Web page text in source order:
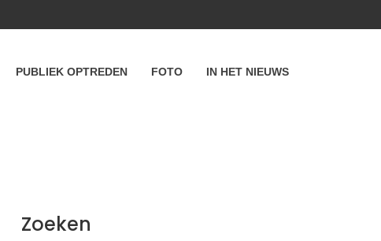
PUBLIEK OPTREDEN FOTO IN HET NIEUWS
Zoeken